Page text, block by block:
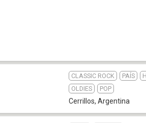
CLASSIC ROCK PAÍS
OLDIES
POP
Cerrillos, Argentina